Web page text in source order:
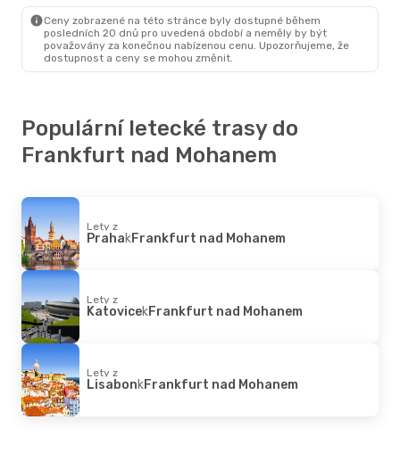
Ceny zobrazené na této stránce byly dostupné během
posledních 20 dnů pro uvedená období a neměly by být
považovány za konečnou nabízenou cenu. Upozorňujeme, že
dostupnost a ceny se mohou změnit.
Populární letecké trasy do
Frankfurt nad Mohanem
Lety z
PrahakFrankfurt nad Mohanem
Lety z
KatovicekFrankfurt nad Mohanem
Lety z
LisabonkFrankfurt nad Mohanem